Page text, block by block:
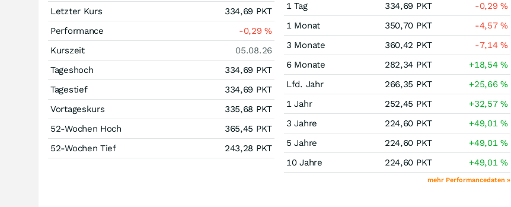
Letzter Kurs
334,69 PKT
Performance
-0,29%
Kurszeit
05.08.26
Tageshoch
334,69 PKT
Tagestief
334,69 PKT
Vortageskurs
335,68 PKT
52-Wochen Hoch
365,45 PKT
52-Wochen Tief
243,28 PKT
1 Tag 334,69 PKT -0,29%
1 Monat
350,70 PKT -4,57%
3 Monate
360,42 PKT -7,14%
6 Monate
282,34 PKT +18,54%
Lfd. Jahr
266,35 PKT +25,66%
1 Jahr
252,45 PKT +32,57%
3 Jahre
224,60 PKT +49,01%
5 Jahre
224,60 PKT +49,01%
10 Jahre
224,60 PKT +49,01%
mehr Performancedaten »